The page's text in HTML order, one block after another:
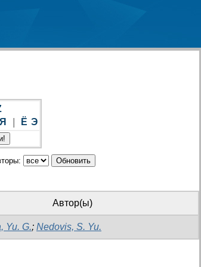
Я Ё Э
Автор(ы)
Yu. G.; Nedovis, S. Yu.